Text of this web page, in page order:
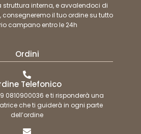
struttura interna, e avvalendoci di
il tuo ordine su tutto
campano entro le 24h
Ordini
Telefonico
0810900036 e ti risponderà una
che ti guiderà in ogni parte
dell’ordine